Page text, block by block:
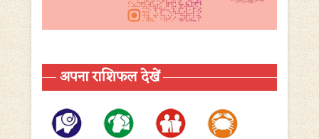
अपना राशिफल देखें